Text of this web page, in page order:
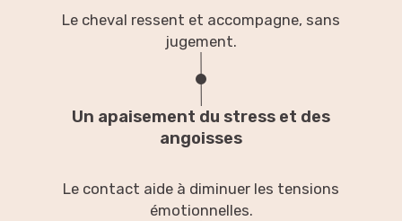
Le cheval ressent et accompagne, sans
jugement.
Un apaisement du stress et des
angoisses
Le contact aide à diminuer les tensions
émotionnelles.